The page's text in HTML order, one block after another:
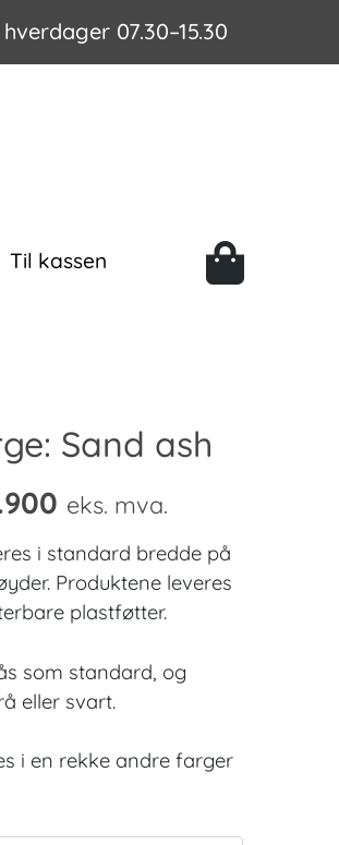
hverdager 07.30–15.30
Til kassen
Sand ash
Prisområde:
kr. 1.500
til
kr. 2.900
eks. mva.
i standard bredde på
Produktene leveres
plastføtter.
som standard, og
eller svart.
i en rekke andre farger